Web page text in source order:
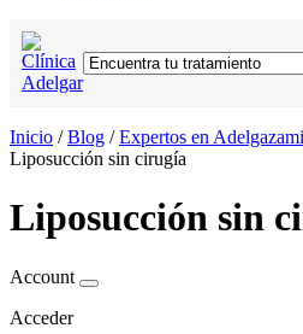
Inicio /Blog /Expertos en
Liposucción sin cirugía
Liposucción sin
Account
Acceder